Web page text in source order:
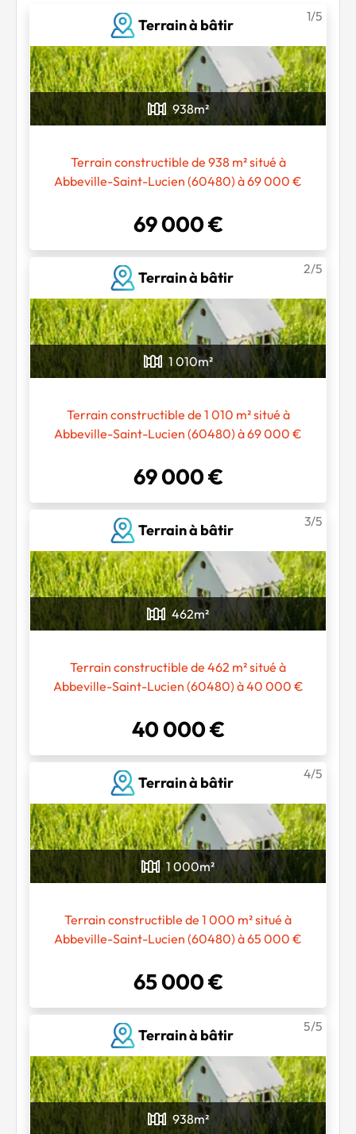
Chargement...
Terrain à bâtir
1/5
938m²
Terrain constructible de 938 m² situé à
Abbeville-Saint-Lucien (60480) à 69 000 €
69 000 €
Terrain à bâtir
2/5
1 010m²
Terrain constructible de 1 010 m² situé à
Abbeville-Saint-Lucien (60480) à 69 000 €
69 000 €
Terrain à bâtir
3/5
462m²
Terrain constructible de 462 m² situé à
Abbeville-Saint-Lucien (60480) à 40 000 €
40 000 €
Terrain à bâtir
4/5
1 000m²
Terrain constructible de 1 000 m² situé à
Abbeville-Saint-Lucien (60480) à 65 000 €
65 000 €
Terrain à bâtir
5/5
938m²